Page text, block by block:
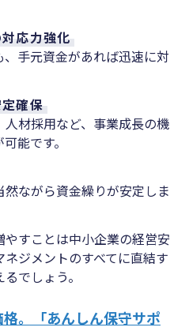
応力強化
手元資金があれば迅速に対
確保
材採用など、事業成長の機
能です。
ながら資金繰りが安定しま
すことは中小企業の経営安
ジメントのすべてに直結す
でしょう。
。「あんしん保守サポ